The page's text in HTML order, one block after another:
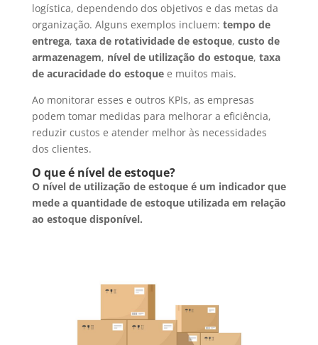
logística, dependendo dos objetivos e das metas da
organização. Alguns exemplos incluem: tempo de
entrega, taxa de rotatividade de estoque, custo de
armazenagem, nível de utilização do estoque, taxa
de acuracidade do estoque e muitos mais.
Ao monitorar esses e outros KPIs, as empresas
podem tomar medidas para melhorar a eficiência,
reduzir custos e atender melhor às necessidades
dos clientes.
O que é nível de estoque?
O nível de utilização de estoque é um indicador que
mede a quantidade de estoque utilizada em relação
ao estoque disponível.